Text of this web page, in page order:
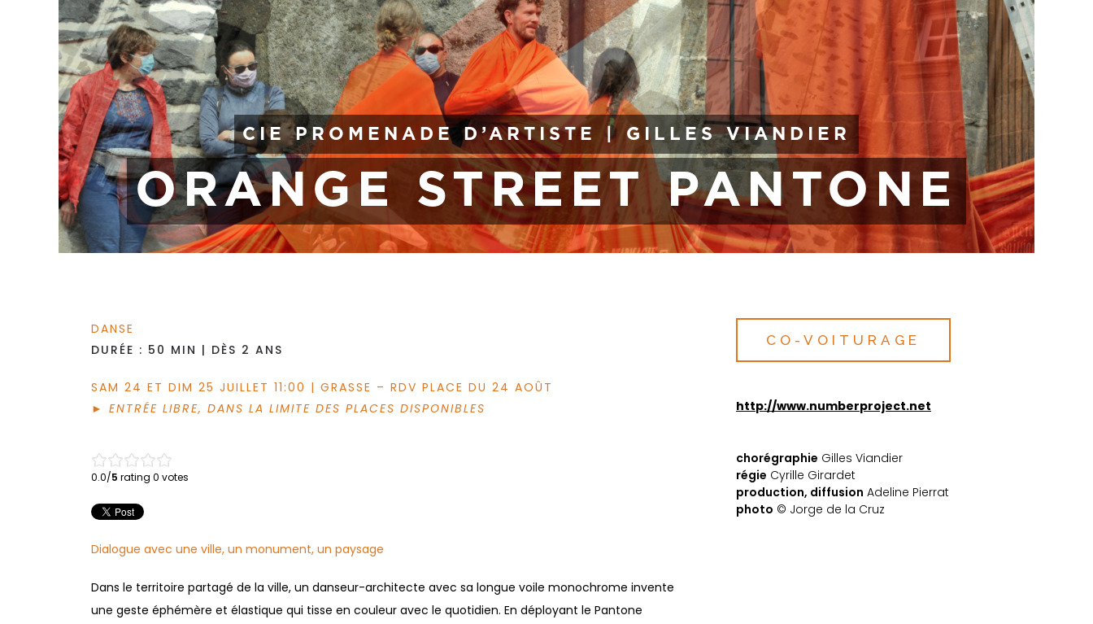
CIE PROMENADE D’ARTISTE | GILLES VIANDIER
ORANGE STREET PANTONE
DANSE
DURÉE : 50 MIN | DÈS 2 ANS
SAM 24 ET DIM 25 JUILLET 11:00 | GRASSE – RDV PLACE DU 24 AOÛT
► ENTRÉE LIBRE, DANS LA LIMITE DES PLACES DISPONIBLES
0.0/5 rating 0 votes
Dialogue avec une ville, un monument, un paysage
Dans le territoire partagé de la ville, un danseur-architecte avec sa longue voile monochrome invente
une geste éphémère et élastique qui tisse en couleur avec le quotidien. En déployant le Pantone
CO-VOITURAGE
http://www.numberproject.net
chorégraphie Gilles Viandier
régie Cyrille Girardet
production, diffusion Adeline Pierrat
photo © Jorge de la Cruz